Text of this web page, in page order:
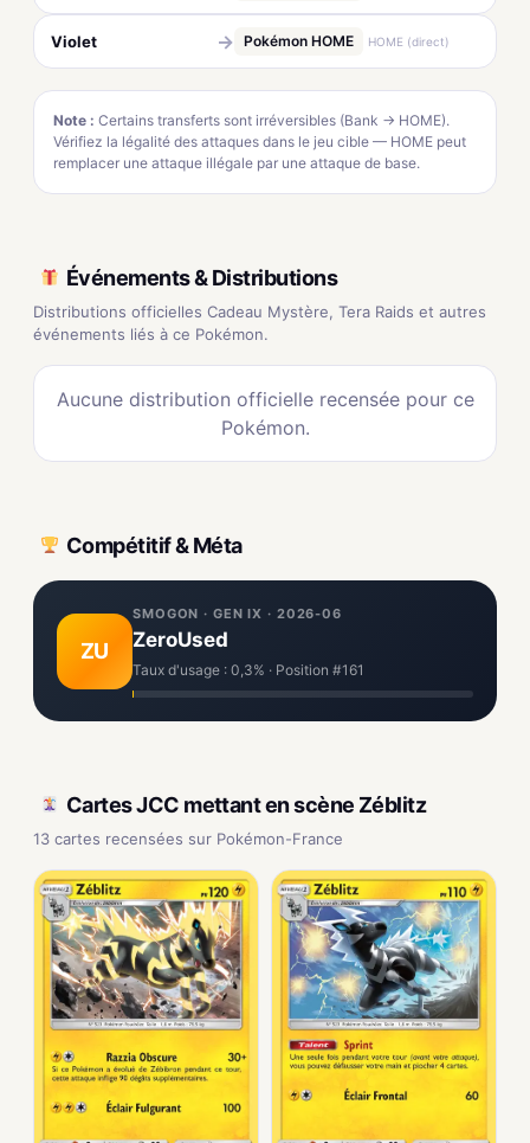
Violet → Pokémon HOME HOME (direct)
Note : Certains transferts sont irréversibles (Bank → HOME).
Vérifiez la légalité des attaques dans le jeu cible — HOME peut
remplacer une attaque illégale par une attaque de base.
Événements & Distributions
Distributions officielles Cadeau Mystère, Tera Raids et autres
événements liés à ce Pokémon.
Aucune distribution officielle recensée pour ce
Pokémon.
Compétitif & Méta
ZU
SMOGON · GEN IX · 2026-06
ZeroUsed
Taux d'usage : 0,3% · Position #161
Cartes JCC mettant en scène Zéblitz
13 cartes recensées sur Pokémon-France